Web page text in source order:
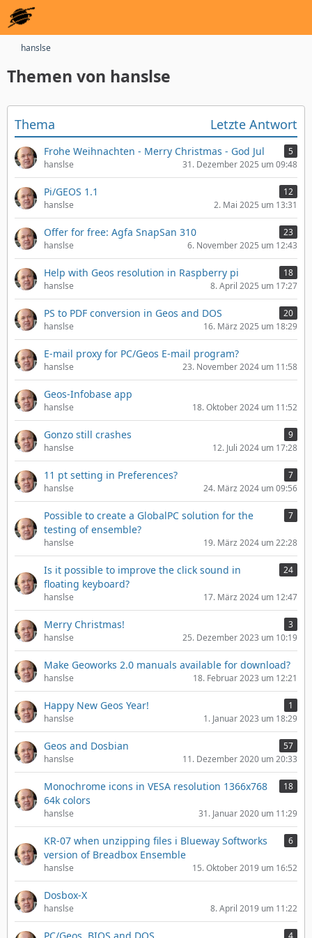
hanslse
Themen von hanslse
Thema Letzte Antwort
Frohe Weihnachten - Merry Christmas - God Jul
5
hanslse
31. Dezember 2025 um 09:48
Pi/GEOS 1.1
12
hanslse
2. Mai 2025 um 13:31
Offer for free: Agfa SnapSan 310
23
hanslse
6. November 2025 um 12:43
Help with Geos resolution in Raspberry pi
18
hanslse
8. April 2025 um 17:27
PS to PDF conversion in Geos and DOS
20
hanslse
16. März 2025 um 18:29
E-mail proxy for PC/Geos E-mail program?
hanslse 23. November 2024 um 11:58
Geos-Infobase app
hanslse 18. Oktober 2024 um 11:52
Gonzo still crashes
9
hanslse
12. Juli 2024 um 17:28
11 pt setting in Preferences?
7
hanslse
24. März 2024 um 09:56
Possible to create a GlobalPC solution for the
testing of ensemble?
7
hanslse 19. März 2024 um 22:28
Is it possible to improve the click sound in
floating keyboard?
24
hanslse 17. März 2024 um 12:47
Merry Christmas!
3
hanslse
25. Dezember 2023 um 10:19
Make Geoworks 2.0 manuals available for download?
hanslse 18. Februar 2023 um 12:21
Happy New Geos Year!
1
hanslse
1. Januar 2023 um 18:29
Geos and Dosbian
57
hanslse
11. Dezember 2020 um 20:33
Monochrome icons in VESA resolution 1366x768
64k colors
18
hanslse 31. Januar 2020 um 11:29
KR-07 when unzipping files i Blueway Softworks
version of Breadbox Ensemble
6
hanslse 15. Oktober 2019 um 16:52
Dosbox-X
hanslse 8. April 2019 um 11:22
4